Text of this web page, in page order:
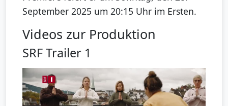
September 2025 um 20:15 Uhr im Ersten.
Videos zur Produktion
SRF Trailer 1